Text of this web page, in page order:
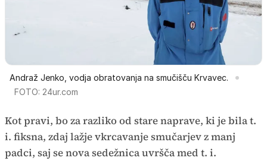
Andraž Jenko, vodja obratovanja na smučišču Krvavec.
FOTO: 24ur.com
Kot pravi, bo za razliko od stare naprave, ki je bila t.
i. fiksna, zdaj lažje vkrcavanje smučarjev z manj
padci, saj se nova sedežnica uvršča med t. i.